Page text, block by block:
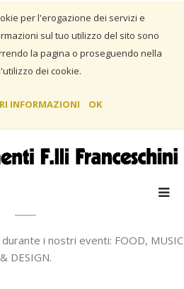
per l'erogazione dei servizi e
sul tuo utilizzo del sito sono
la pagina o proseguendo nella
dei cookie.
INFORMAZIONI OK
i nostri eventi: FOOD, MUSIC
& DESIGN.